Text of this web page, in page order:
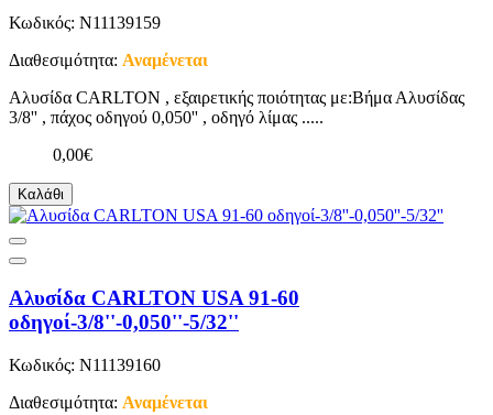
Κωδικός: N11139159
Διαθεσιμότητα: Αναμένεται
Αλυσίδα CARLTON , εξαιρετικής ποιότητας με:Βήμα Αλυσίδας
3/8'' , πάχος οδηγού 0,050'' , οδηγό λίμας .....
0,00€
Καλάθι
Αλυσίδα CARLTON USA 91-60
οδηγοί-3/8''-0,050''-5/32''
Κωδικός: N11139160
Διαθεσιμότητα: Αναμένεται